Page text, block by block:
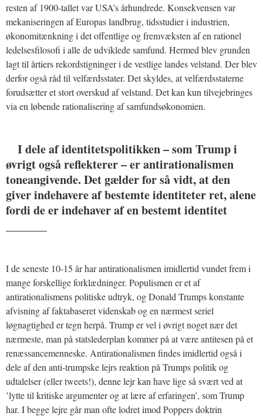
resten af 1900-tallet var USA’s århundrede. Konsekvensen var
mekaniseringen af Europas landbrug, tidsstudier i industrien,
økonomitænkning i det offentlige og fremvæksten af en rationel
ledelsesfilosofi i alle de udviklede samfund. Hermed blev grunden
lagt til årtiers rekordstigninger i de vestlige landes velstand. Der blev
derfor også råd til velfærdsstater. Det skyldes, at velfærdsstaterne
forudsætter et stort overskud af velstand. Det kan kun tilvejebringes
via en løbende rationalisering af samfundsøkonomien.
I dele af identitetspolitikken – som Trump i
øvrigt også reflekterer – er antirationalismen
toneangivende. Det gælder for så vidt, at den
giver indehavere af bestemte identiteter ret, alene
fordi de er indehaver af en bestemt identitet
I de seneste 10-15 år har antirationalismen imidlertid vundet frem i
mange forskellige forklædninger. Populismen er et af
antirationalismens politiske udtryk, og Donald Trumps konstante
afvisning af faktabaseret videnskab og en nærmest seriel
løgnagtighed er tegn herpå. Trump er vel i øvrigt noget nær det
nærmeste, man på statslederplan kommer på at være antitesen på et
renæssancemenneske. Antirationalismen findes imidlertid også i
dele af den anti-trumpske lejrs reaktion på Trumps politik og
udtalelser (eller tweets!), denne lejr kan have lige så svært ved at
’lytte til kritiske argumenter og at lære af erfaringen’, som Trump
har. I begge lejre går man ofte lodret imod Poppers doktrin